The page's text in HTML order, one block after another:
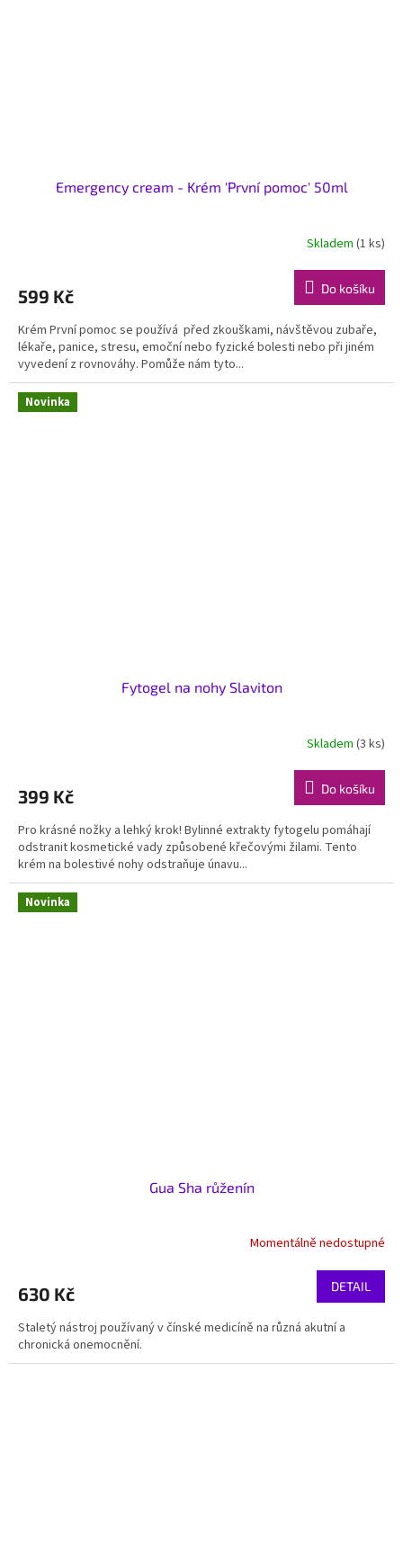
Emergency cream - Krém 'První pomoc' 50ml
Skladem (1 ks)
599 Kč Do košíku
Krém První pomoc se používá před zkouškami, návštěvou zubaře,
lékaře, panice, stresu, emoční nebo fyzické bolesti nebo při jiném
vyvedení z rovnováhy. Pomůže nám tyto...
Novinka
Fytogel na nohy Slaviton
Skladem (3 ks)
399 Kč Do košíku
Pro krásné nožky a lehký krok! Bylinné extrakty fytogelu pomáhají
odstranit kosmetické vady způsobené křečovými žilami. Tento
krém na bolestivé nohy odstraňuje únavu...
Novinka
Gua Sha růženín
Momentálně nedostupné
630 Kč DETAIL
Staletý nástroj používaný v čínské medicíně na různá akutní a
chronická onemocnění.